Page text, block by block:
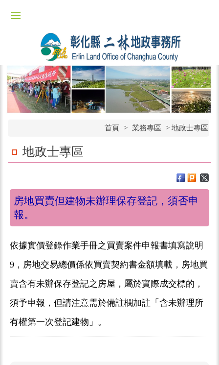
首頁 > 業務專區 > 地政士專區
地政士專區
房地買賣但建物未辦理保存登記，須否申
報。
依據實價登錄作業手冊之買賣案件申報書填寫說明
9，房地交易總價係依買賣契約書金額填載，房地買
賣含有未辦保存登記之房屋，屬於實際成交標的，
須予申報，但請注意需於備註欄加註「含未辦理所
有權第一次登記建物」。